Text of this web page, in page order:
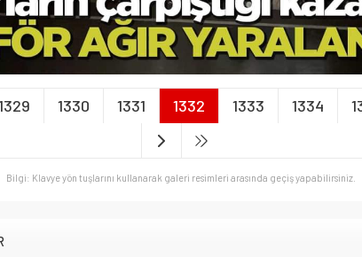
1330 1331 1332 1333 1334
Bilgi: Klavye yön tuşlarını kullanarak galeri resimleri arasında geçiş yapabilirsiniz.